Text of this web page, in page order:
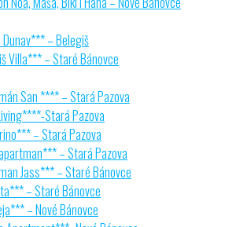
Dunav*** – Belegiš
Villa*** – Staré Bánovce
San **** – Stará Pazova
Stará Pazova
– Stará Pazova
– Stará Pazova
Jass*** – Staré Bánovce
– Staré Bánovce
– Nové Bánovce